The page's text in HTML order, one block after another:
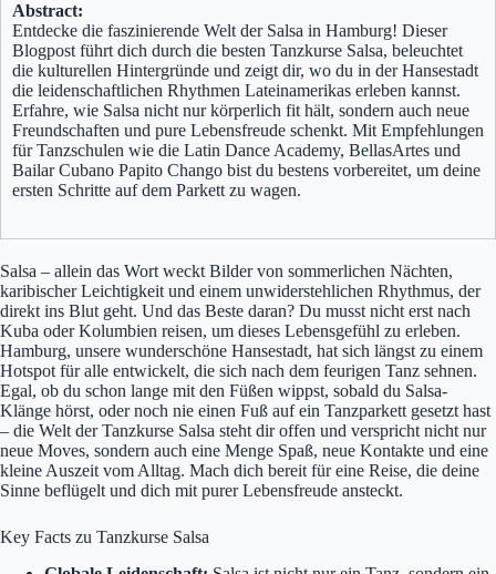
Abstract:
Entdecke die faszinierende Welt der Salsa in Hamburg! Dieser
Blogpost führt dich durch die besten Tanzkurse Salsa, beleuchtet
die kulturellen Hintergründe und zeigt dir, wo du in der Hansestadt
die leidenschaftlichen Rhythmen Lateinamerikas erleben kannst.
Erfahre, wie Salsa nicht nur körperlich fit hält, sondern auch neue
Freundschaften und pure Lebensfreude schenkt. Mit Empfehlungen
für Tanzschulen wie die Latin Dance Academy, BellasArtes und
Bailar Cubano Papito Chango bist du bestens vorbereitet, um deine
ersten Schritte auf dem Parkett zu wagen.
Salsa – allein das Wort weckt Bilder von sommerlichen Nächten,
karibischer Leichtigkeit und einem unwiderstehlichen Rhythmus, der
direkt ins Blut geht. Und das Beste daran? Du musst nicht erst nach
Kuba oder Kolumbien reisen, um dieses Lebensgefühl zu erleben.
Hamburg, unsere wunderschöne Hansestadt, hat sich längst zu einem
Hotspot für alle entwickelt, die sich nach dem feurigen Tanz sehnen.
Egal, ob du schon lange mit den Füßen wippst, sobald du Salsa-
Klänge hörst, oder noch nie einen Fuß auf ein Tanzparkett gesetzt hast
– die Welt der Tanzkurse Salsa steht dir offen und verspricht nicht nur
neue Moves, sondern auch eine Menge Spaß, neue Kontakte und eine
kleine Auszeit vom Alltag. Mach dich bereit für eine Reise, die deine
Sinne beflügelt und dich mit purer Lebensfreude ansteckt.
Key Facts zu Tanzkurse Salsa